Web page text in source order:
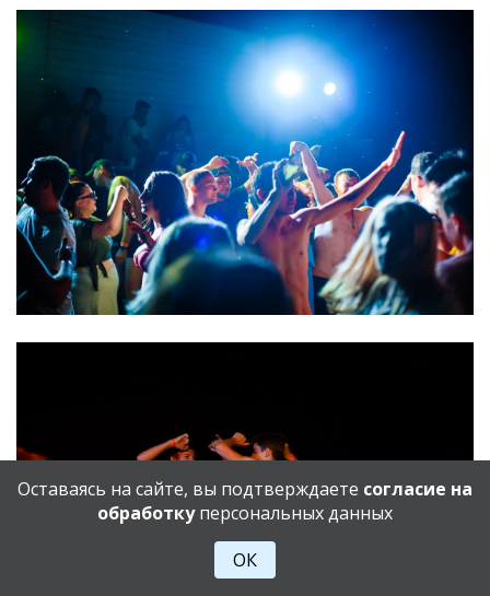
Оставаясь на сайте, вы подтверждаете согласие на
обработкуперсональных данных
ОК